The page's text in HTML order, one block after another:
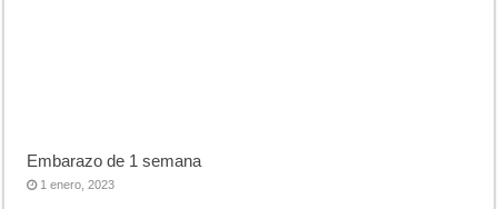
Embarazo de 1 semana
1 enero, 2023